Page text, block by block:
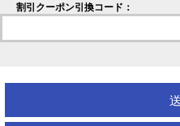
割引クーポン引換コード：